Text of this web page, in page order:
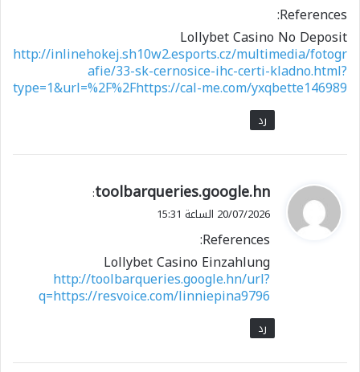
References:
Lollybet Casino No Deposit
http://inlinehokej.sh10w2.esports.cz/multimedia/fotogr
afie/33-sk-cernosice-ihc-certi-kladno.html?
type=1&url=%2F%2Fhttps://cal-me.com/yxqbette146989
رد
ي
ق
ل
toolbarqueries.google.hn
:
20/07/2026 الساعة 15:31
References:
Lollybet Casino Einzahlung
http://toolbarqueries.google.hn/url?
q=https://resvoice.com/linniepina9796
رد